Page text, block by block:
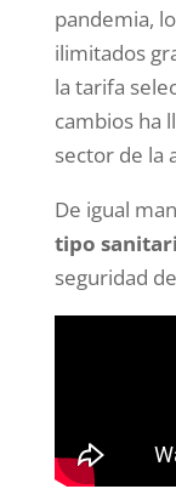
pandemia,
ilimitados
la tarifa
cambios ha
sector de la
De igual
tipo
seguridad